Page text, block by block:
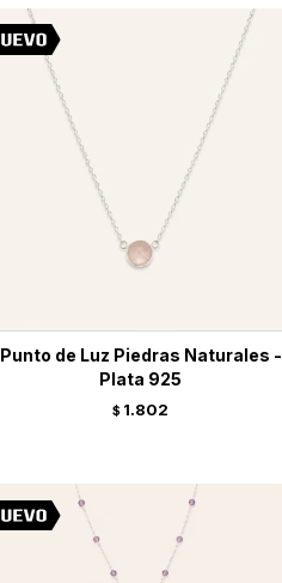
Punto de Luz Piedras Naturales -
Plata 925
$ 1.802